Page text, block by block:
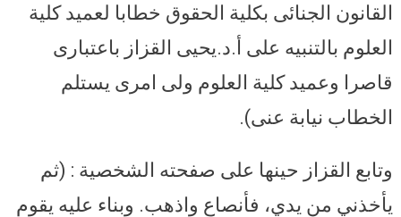
القانون الجنائى بكلية الحقوق خطابا لعميد كلية
العلوم بالتنبيه على أ.د.يحيى القزاز باعتبارى
قاصرا وعميد كلية العلوم ولى امرى يستلم
الخطاب نيابة عنى).
وتابع القزاز حينها على صفحته الشخصية : (ثم
يأخذني من يدي، فأنصاع واذهب. وبناء عليه يقوم